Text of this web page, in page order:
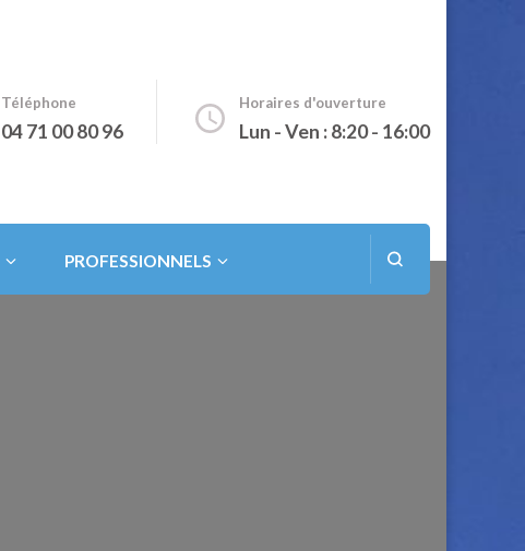
Téléphone
04 71 00 80 96
Horaires d'ouverture
Lun - Ven : 8:20 - 16:00
PROFESSIONNELS